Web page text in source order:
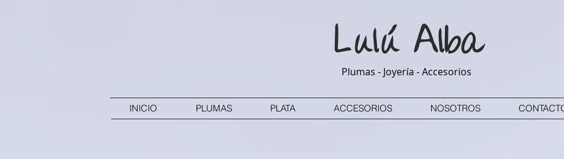
LulúAlba
Plumas - Joyería - Accesorios
INICIO PLUMAS PLATA ACCESORIOS NOSOTROS